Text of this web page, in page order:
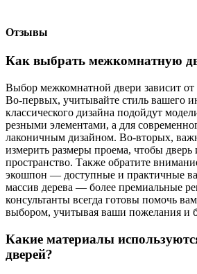
Отзывы
Как выбрать межкомнатную
Выбор межкомнатной двери зависит от
Во-первых, учитывайте стиль вашего
классического дизайна подойдут
резными элементами, а для
лаконичным дизайном. Во-вторых,
измерить размеры проема, чтобы дверь
пространство. Также обратите
экошпон — доступные и практичные
массив дерева — более премиальные
консультанты всегда готовы помочь
выбором, учитывая ваши пожелания и
Какие материалы
дверей?